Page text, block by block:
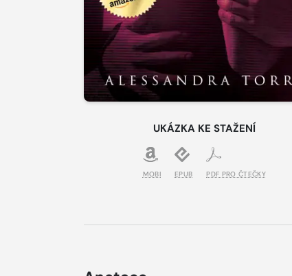
UKÁZKA KE STAŽENÍ
MOBI EPUB PDF PRO ČTEČKY